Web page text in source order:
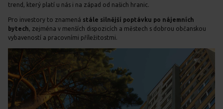
trend, který platí u nás i na západ od našich hranic.
Pro investory to znamená stále silnější poptávku po nájemních
bytech, zejména v menších dispozicích a městech s dobrou občanskou
vybaveností a pracovními příležitostmi.